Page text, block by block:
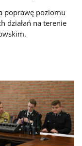
poprawę poziomu
działań na terenie